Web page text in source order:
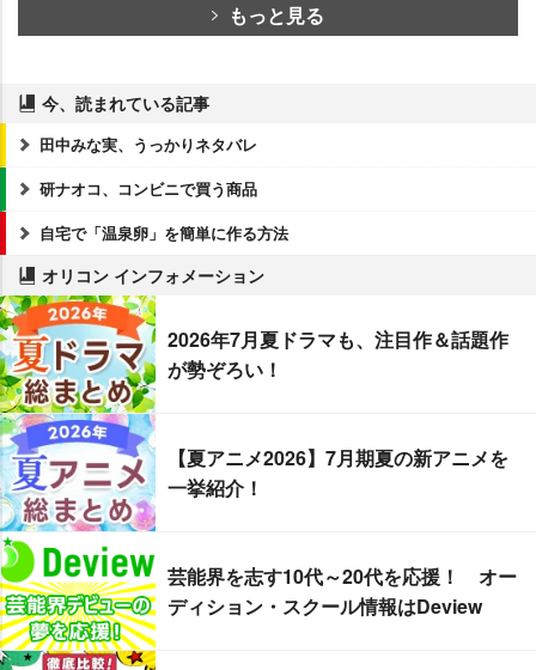
もっと見る
今、読まれている記事
田中みな実、うっかりネタバレ
研ナオコ、コンビニで買う商品
自宅で「温泉卵」を簡単に作る方法
オリコン インフォメーション
2026年7月夏ドラマも、注目作＆話題作
が勢ぞろい！
【夏アニメ2026】7月期夏の新アニメを
一挙紹介！
芸能界を志す10代～20代を応援！ オー
ディション・スクール情報はDeview